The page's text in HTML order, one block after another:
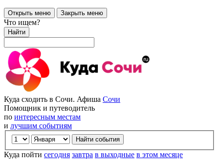
Открыть меню Закрыть меню
Что ищем?
Найти
Куда сходить в Сочи. Афиша Сочи
Помощник и путеводитель
по интересным местам
и лучшим событиям
Куда пойти сегодня завтра в выходные в этом месяце